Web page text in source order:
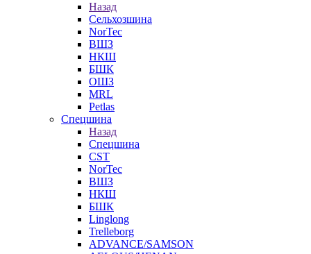
Назад
Сельхозшина
NorTec
ВШЗ
НКШ
БШК
ОШЗ
MRL
Petlas
Спецшина
Назад
Спецшина
CST
NorTec
ВШЗ
НКШ
БШК
Linglong
Trelleborg
ADVANCE/SAMSON